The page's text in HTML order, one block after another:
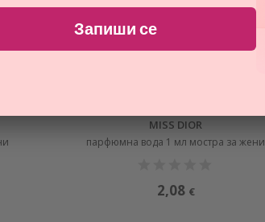
MISS DIOR
парфюмна вода 1 мл мостра за жени
2,08 €
Запиши се